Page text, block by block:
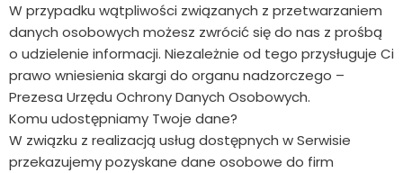
W przypadku wątpliwości związanych z przetwarzaniem
danych osobowych możesz zwrócić się do nas z prośbą
o udzielenie informacji. Niezależnie od tego przysługuje Ci
prawo wniesienia skargi do organu nadzorczego –
Prezesa Urzędu Ochrony Danych Osobowych.
Komu udostępniamy Twoje dane?
W związku z realizacją usług dostępnych w Serwisie
przekazujemy pozyskane dane osobowe do firm